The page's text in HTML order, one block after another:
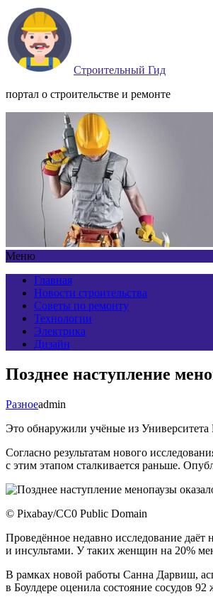
Строительный Гид
портал о строительстве и ремонте
Меню
Главная
Новости строительства
Советы по ремонту
Технологии
Электрика
Дизайн
Позднее наступление
Разноеadmin
Это обнаружили учёные из Университета
Согласно результатам нового
с этим этапом сталкивается раньше.
© Pixabay/CC0 Public Domain
Проведённое недавно исследование
и инсультами. У таких женщин на 20%
В рамках новой работы Санна Дарвиш,
в Боулдере оценила состояние сосудов